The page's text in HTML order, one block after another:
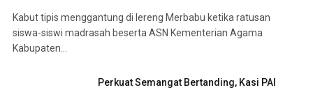
Kabut tipis menggantung di lereng Merbabu ketika ratusan
siswa-siswi madrasah beserta ASN Kementerian Agama
Kabupaten…
Perkuat Semangat Bertanding, Kasi PAI